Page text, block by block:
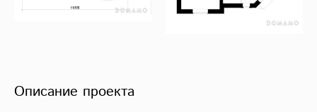
Описание проекта